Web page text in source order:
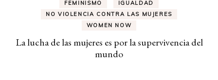
FEMINISMO
IGUALDAD
NO VIOLENCIA CONTRA LAS MUJERES
WOMEN NOW
La lucha de las mujeres es por la supervivencia del
mundo